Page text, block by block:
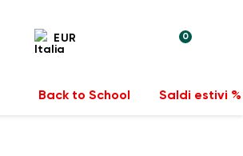
EUR 0
Back to School Saldi estivi %